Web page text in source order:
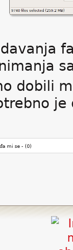
dobili
mi se - (0)